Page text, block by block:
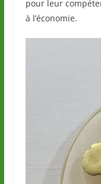
pour leur
à l’économie.